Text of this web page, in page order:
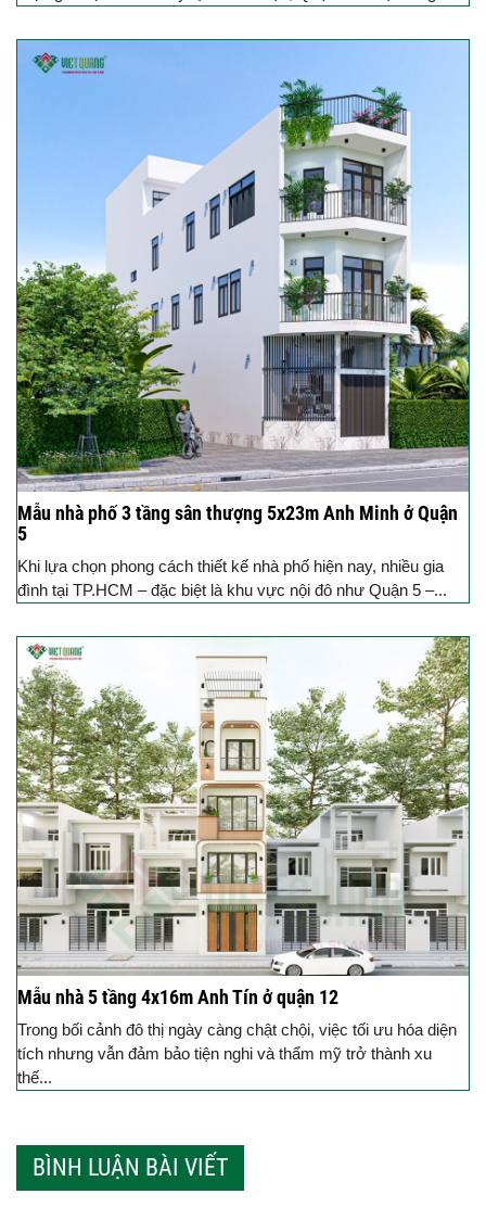
Mẫu nhà phố 3 tầng sân thượng 5x23m Anh Minh ở Quận
5
Khi lựa chọn phong cách thiết kế nhà phố hiện nay, nhiều gia
đình tại TP.HCM – đặc biệt là khu vực nội đô như Quận 5 –...
Mẫu nhà 5 tầng 4x16m Anh Tín ở quận 12
Trong bối cảnh đô thị ngày càng chật chội, việc tối ưu hóa diện
tích nhưng vẫn đảm bảo tiện nghi và thẩm mỹ trở thành xu
thế...
BÌNH LUẬN BÀI VIẾT